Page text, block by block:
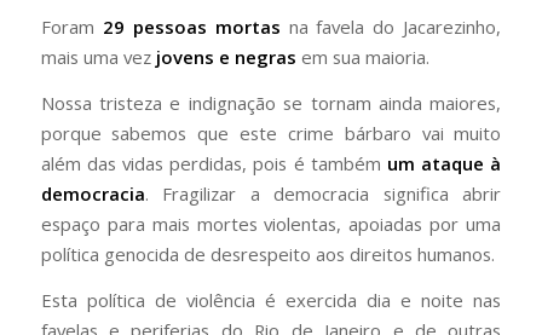
Foram 29 pessoas mortas na favela do Jacarezinho,
mais uma vez jovens e negras em sua maioria.
Nossa tristeza e indignação se tornam ainda maiores,
porque sabemos que este crime bárbaro vai muito
além das vidas perdidas, pois é também um ataque à
democracia. Fragilizar a democracia significa abrir
espaço para mais mortes violentas, apoiadas por uma
política genocida de desrespeito aos direitos humanos.
Esta política de violência é exercida dia e noite nas
favelas e periferias do Rio de Janeiro e de outras